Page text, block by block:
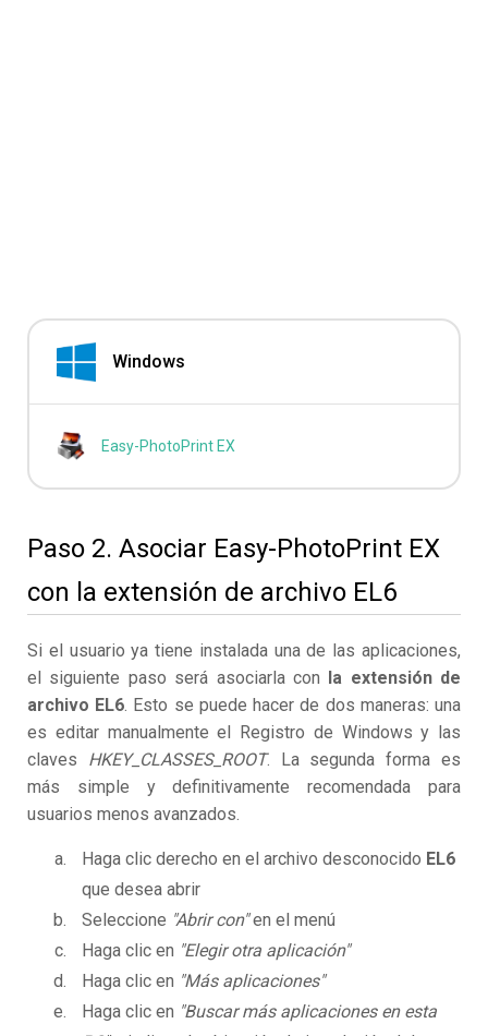
Windows
Easy-PhotoPrint EX
Paso 2. Asociar Easy-PhotoPrint EX
con la extensión de archivo EL6
Si el usuario ya tiene instalada una de las aplicaciones,
el siguiente paso será asociarla con la extensión de
archivo EL6. Esto se puede hacer de dos maneras: una
es editar manualmente el Registro de Windows y las
claves HKEY_CLASSES_ROOT. La segunda forma es
más simple y definitivamente recomendada para
usuarios menos avanzados.
Haga clic derecho en el archivo desconocido EL6
que desea abrir
Seleccione "Abrir con"en el menú
Haga clic en "Elegir otra aplicación"
Haga clic en "Más aplicaciones"
Haga clic en "Buscar más aplicaciones en esta